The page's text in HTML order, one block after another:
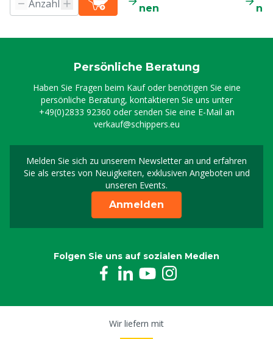
nen
Persönliche Beratung
Haben Sie Fragen beim Kauf oder benötigen Sie eine
persönliche Beratung, kontaktieren Sie uns unter
+49(0)2833 92360 oder senden Sie eine E-Mail an
verkauf@schippers.eu
Melden Sie sich zu unserem Newsletter an und erfahren
Sie als erstes von Neuigkeiten, exklusiven Angeboten und
unseren Events.
Melden Sie sich für
Anmelden
Folgen Sie uns auf sozialen Medien
Wir liefern mit